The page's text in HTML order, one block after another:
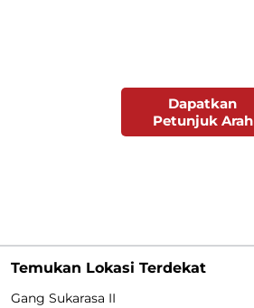
Dapatkan
Petunjuk Arah
Temukan Lokasi Terdekat
Gang Sukarasa II